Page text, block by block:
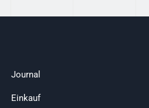
Journal
Einkauf